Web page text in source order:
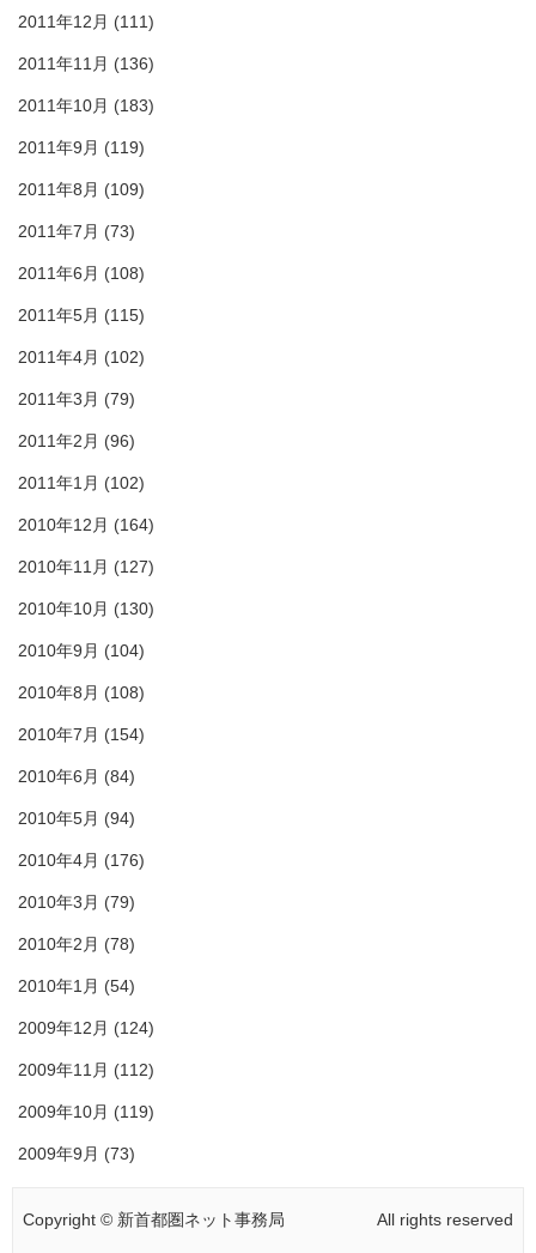
2011年12月 (111)
2011年11月 (136)
2011年10月 (183)
2011年9月 (119)
2011年8月 (109)
2011年7月 (73)
2011年6月 (108)
2011年5月 (115)
2011年4月 (102)
2011年3月 (79)
2011年2月 (96)
2011年1月 (102)
2010年12月 (164)
2010年11月 (127)
2010年10月 (130)
2010年9月 (104)
2010年8月 (108)
2010年7月 (154)
2010年6月 (84)
2010年5月 (94)
2010年4月 (176)
2010年3月 (79)
2010年2月 (78)
2010年1月 (54)
2009年12月 (124)
2009年11月 (112)
2009年10月 (119)
2009年9月 (73)
Copyright © 新首都圏ネット事務局 All rights reserved